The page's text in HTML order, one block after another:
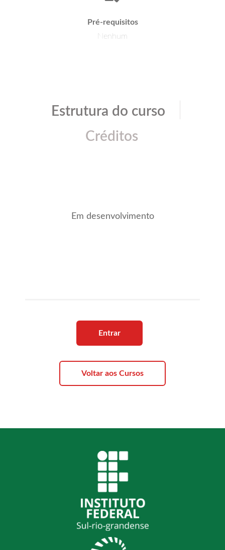
Pré-requisitos
Nenhum
Estrutura do curso
Créditos
Em desenvolvimento
Entrar
Voltar aos Cursos